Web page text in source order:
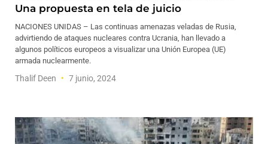
Una propuesta en tela de juicio
NACIONES UNIDAS – Las continuas amenazas veladas de Rusia,
advirtiendo de ataques nucleares contra Ucrania, han llevado a
algunos políticos europeos a visualizar una Unión Europea (UE)
armada nuclearmente.
Thalif Deen 7 junio, 2024